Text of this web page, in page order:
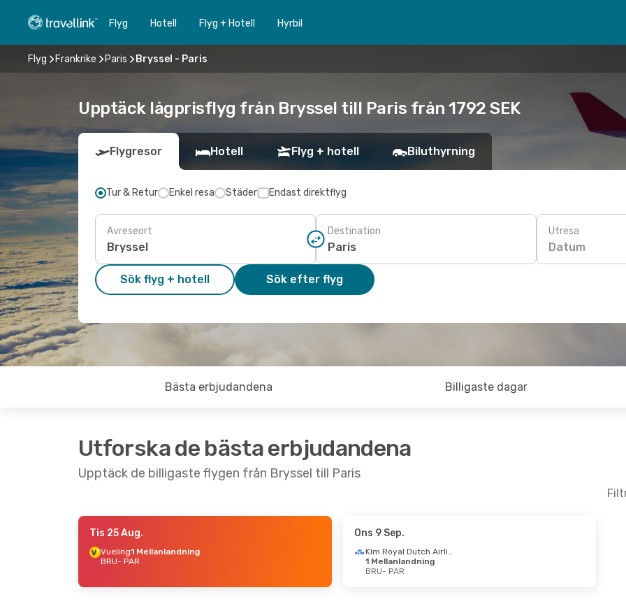
Flyg Hotell Flyg + Hotell Hyrbil
Flyg Frankrike Paris Bryssel - Paris
Upptäck lågprisflyg från Bryssel till Paris från 1792 SEK
Flygresor Hotell Flyg + hotell Biluthyrning
Tur & Retur Enkel resa Städer Endast direktflyg
Avreseort Destination Utresa
Datum
Sök flyg + hotell Sök efter flyg
Bästa erbjudandena Billigaste dagar
Utforska de bästa erbjudandena
Upptäck de billigaste flygen från Bryssel till Paris
- Sön 13 Sep.
Direkt
Brussels Airlines
Direkt
Tis 25 Aug.
Vueling1 Mellanlandning
BRU- PAR
Ons 9 Sep.
Klm Royal Dutch Airlines
1 Mellanlandning
BRU- PAR